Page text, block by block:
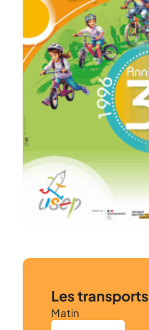
Les transports
Matin